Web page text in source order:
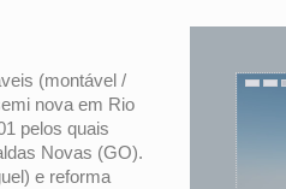
(montável /
nova em Rio
pelos quais
Novas (GO).
e reforma